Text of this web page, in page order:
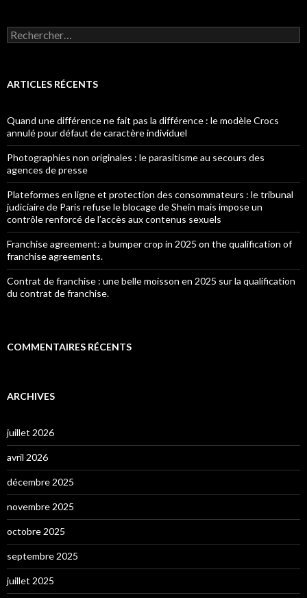
Rechercher :
ARTICLES RÉCENTS
Quand une différence ne fait pas la différence : le modèle Crocs
annulé pour défaut de caractère individuel
Photographies non originales : le parasitisme au secours des
agences de presse
Plateformes en ligne et protection des consommateurs : le tribunal
judiciaire de Paris refuse le blocage de Shein mais impose un
contrôle renforcé de l’accès aux contenus sexuels
Franchise agreement: a bumper crop in 2025 on the qualification of
franchise agreements.
Contrat de franchise : une belle moisson en 2025 sur la qualification
du contrat de franchise.
COMMENTAIRES RÉCENTS
ARCHIVES
juillet 2026
avril 2026
décembre 2025
novembre 2025
octobre 2025
septembre 2025
juillet 2025